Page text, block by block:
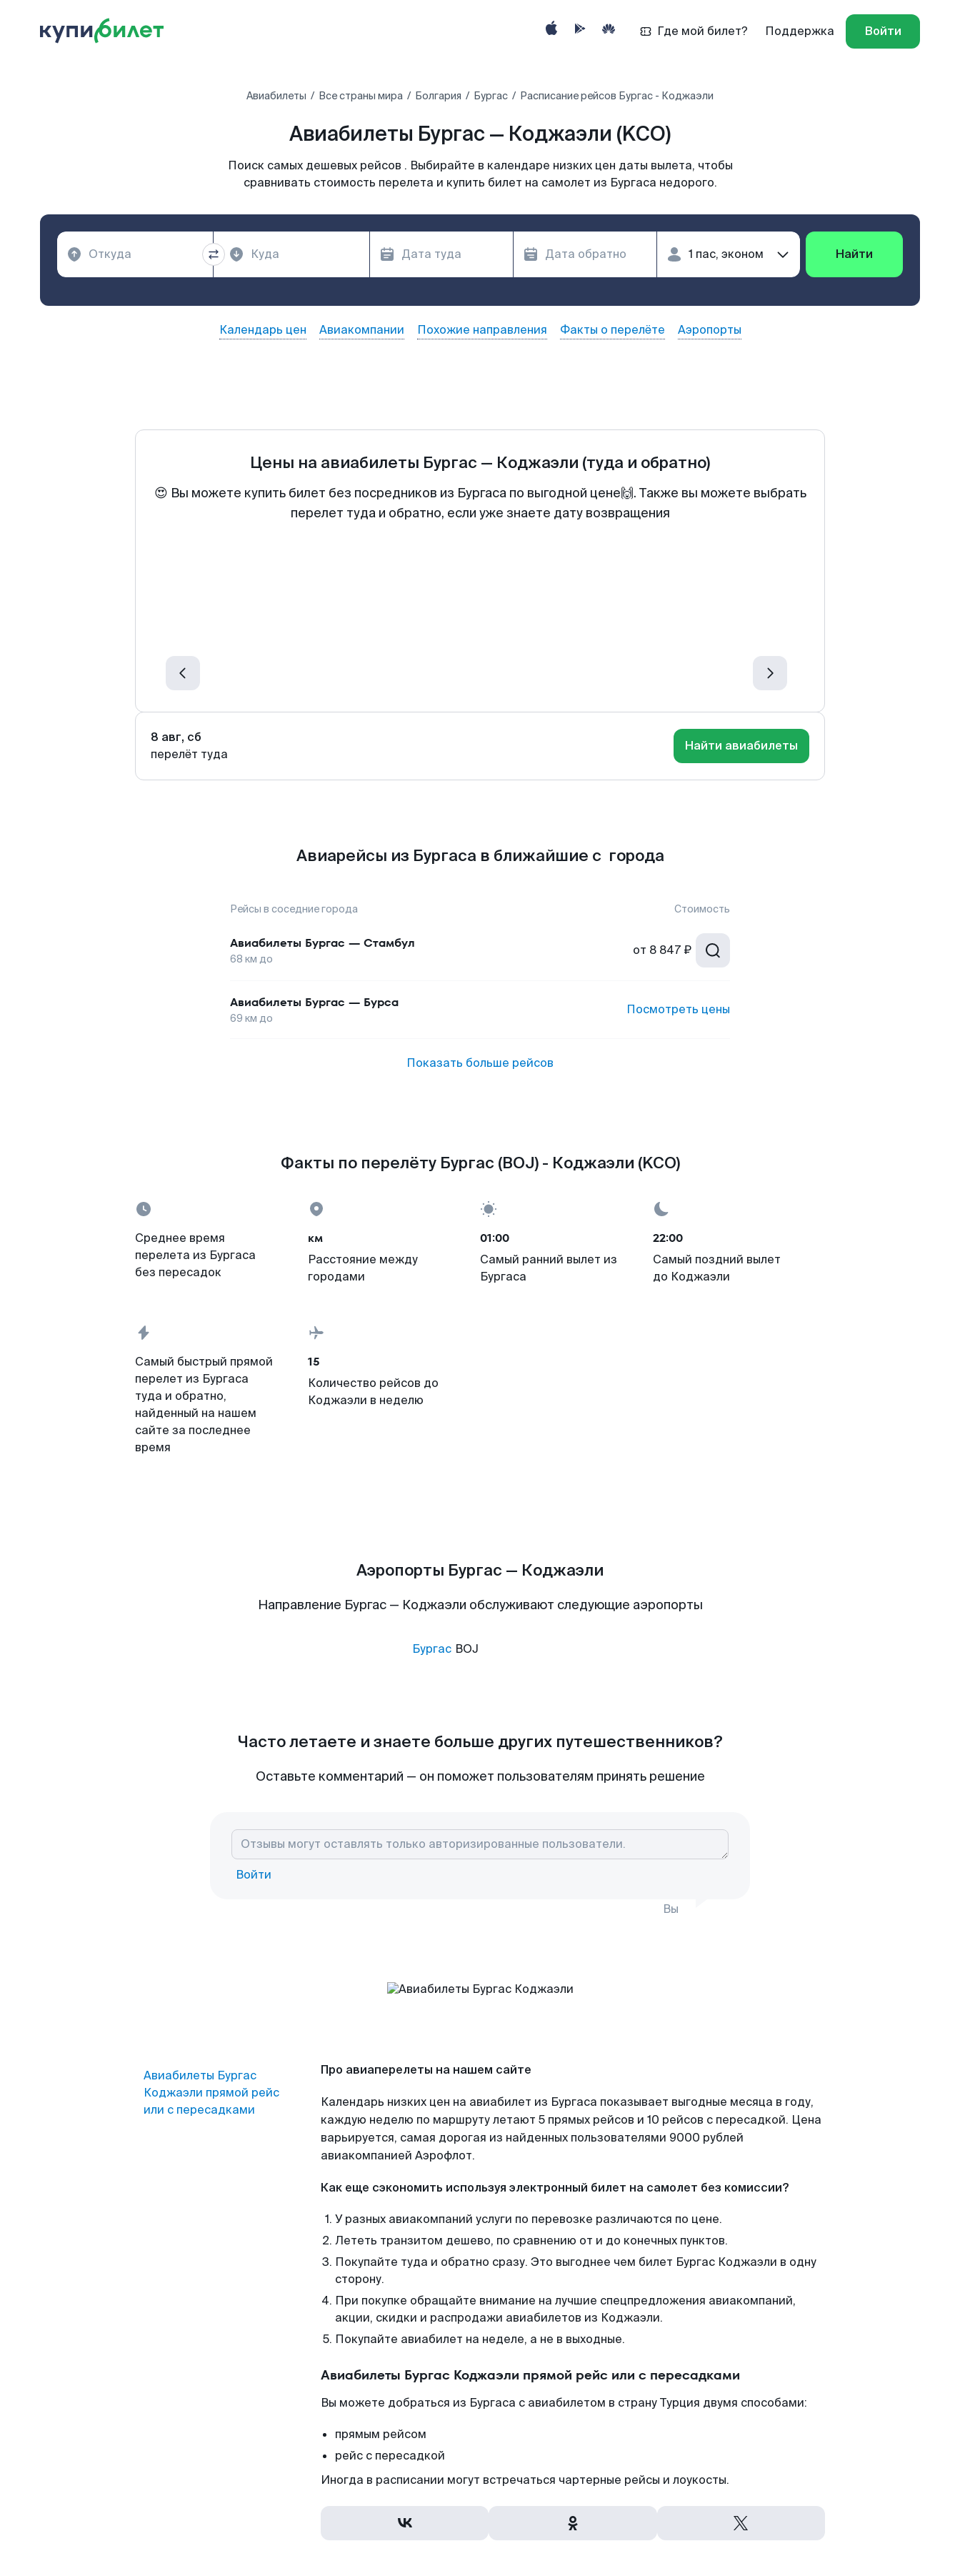
Где мой билет? Поддержка Войти
Авиабилеты Все страны мира Болгария Бургас Расписание рейсов Бургас - Коджаэли
Авиабилеты Бургас — Коджаэли (KCO)
Поиск самых дешевых рейсов . Выбирайте в календаре низких цен даты вылета, чтобы
сравнивать стоимость перелета и купить билет на самолет из Бургаса недорого.
Найти
Календарь цен Авиакомпании Похожие направления Факты о перелёте Аэропорты
Цены на авиабилеты Бургас — Коджаэли (туда и обратно)
😍 Вы можете купить билет без посредников из Бургаса по выгодной цене🙌. Также вы можете выбрать
перелет туда и обратно, если уже знаете дату возвращения
8 авг, сб
перелёт туда
Найти авиабилеты
Авиарейсы из Бургаса в ближайшие с города
Рейсы в соседние города Стоимость
Авиабилеты Бургас — Стамбул
68 км до
от 8 847 ₽
Авиабилеты Бургас — Бурса
69 км до
Посмотреть цены
Показать больше рейсов
Факты по перелёту Бургас (BOJ) - Коджаэли (KCO)
Среднее время
перелета из Бургаса
без пересадок
км
Расстояние между
городами
01:00
Самый ранний вылет из
Бургаса
22:00
Самый поздний вылет
до Коджаэли
Самый быстрый прямой
перелет из Бургаса
туда и обратно,
найденный на нашем
сайте за последнее
время
15
Количество рейсов до
Коджаэли в неделю
Аэропорты Бургас — Коджаэли
Направление Бургас — Коджаэли обслуживают следующие аэропорты
Бургас BOJ
Часто летаете и знаете больше других путешественников?
Оставьте комментарий — он поможет пользователям принять решение
Войти
Вы
Авиабилеты Бургас
Коджаэли прямой рейс
или с пересадками
Про авиаперелеты на нашем сайте
Календарь низких цен на авиабилет из Бургаса показывает выгодные месяца в году,
каждую неделю по маршруту летают 5 прямых рейсов и 10 рейсов с пересадкой. Цена
варьируется, самая дорогая из найденных пользователями 9000 рублей
авиакомпанией Аэрофлот.
Как еще сэкономить используя электронный билет на самолет без комиссии?
У разных авиакомпаний услуги по перевозке различаются по цене.
Лететь транзитом дешево, по сравнению от и до конечных пунктов.
Покупайте туда и обратно сразу. Это выгоднее чем билет Бургас Коджаэли в одну
сторону.
При покупке обращайте внимание на лучшие спецпредложения авиакомпаний,
акции, скидки и распродажи авиабилетов из Коджаэли.
Покупайте авиабилет на неделе, а не в выходные.
Авиабилеты Бургас Коджаэли прямой рейс или с пересадками
Вы можете добраться из Бургаса с авиабилетом в страну Турция двумя способами:
прямым рейсом
рейс с пересадкой
Иногда в расписании могут встречаться чартерные рейсы и лоукосты.